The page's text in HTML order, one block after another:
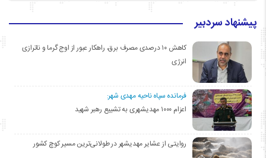
پیشنهاد سردبیر
کاهش ۱۰ درصدی مصرف برق، راهکار عبور از اوج گرما و ناترازی
انرژی
فرمانده سپاه ناحیه مهدی شهر:
اعزام ۱۰۰۰ مهدیشهری به تشییع رهبر شهید
روایتی از عشایر مهدیشهر در طولانی‌ترین مسیر کوچ کشور